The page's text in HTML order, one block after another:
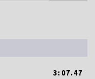
3:07.47